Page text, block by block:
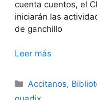
cuenta cuentos, el
iniciarán las
de ganchillo
Leer más
Categorías
Accitanos,